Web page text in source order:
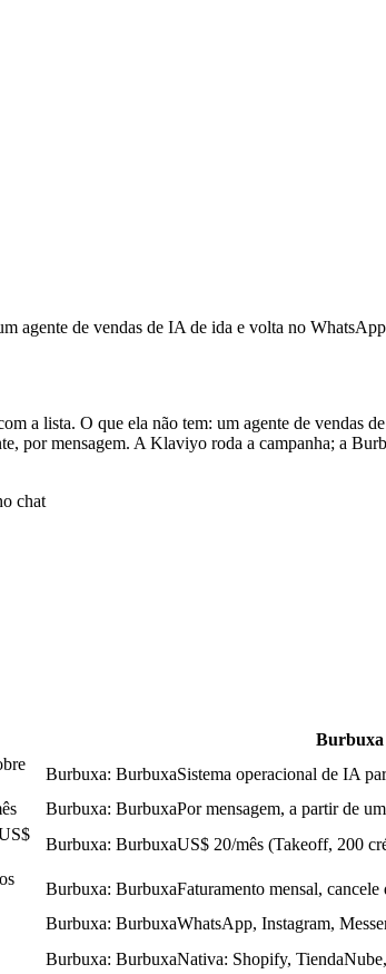
de vendas de IA de ida e volta no
a lista. O que ela não tem: um agente de vendas
por mensagem. A Klaviyo roda a campanha; a
chat
Burbuxa
Burbuxa: BurbuxaSistema operacional de IA
Burbuxa: BurbuxaPor mensagem, a partir de
Burbuxa: BurbuxaUS$ 20/mês (Takeoff, 200
Burbuxa: BurbuxaFaturamento mensal, cancele
Burbuxa: BurbuxaWhatsApp, Instagram,
Burbuxa: BurbuxaNativa: Shopify,